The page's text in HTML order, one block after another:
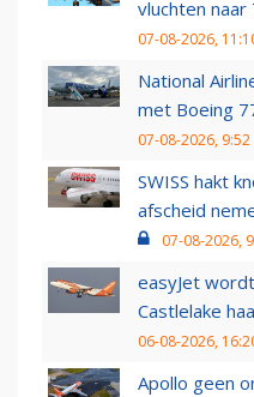
vluchten naar
07-08-2026,
National
met Boeing
07-08-2026, 9:52
SWISS hakt
afscheid
07-08-2026,
easyJet
Castlelake
06-08-2026,
Apollo geen